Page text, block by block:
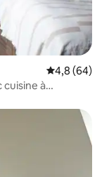
Évaluation
4,8 (64)
cuisine à